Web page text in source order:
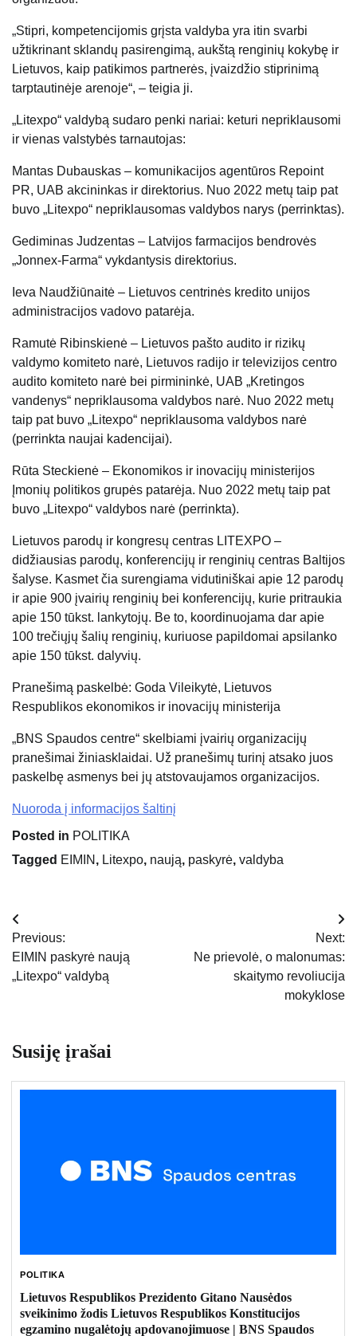
„Stipri, kompetencijomis grįsta valdyba yra itin svarbi
užtikrinant sklandų pasirengimą, aukštą renginių kokybę ir
Lietuvos, kaip patikimos partnerės, įvaizdžio stiprinimą
tarptautinėje arenoje“, – teigia ji.
„Litexpo“ valdybą sudaro penki nariai: keturi nepriklausomi
ir vienas valstybės tarnautojas:
Mantas Dubauskas – komunikacijos agentūros Repoint
PR, UAB akcininkas ir direktorius. Nuo 2022 metų taip pat
buvo „Litexpo“ nepriklausomas valdybos narys (perrinktas).
Gediminas Judzentas – Latvijos farmacijos bendrovės
„Jonnex-Farma“ vykdantysis direktorius.
Ieva Naudžiūnaitė – Lietuvos centrinės kredito unijos
administracijos vadovo patarėja.
Ramutė Ribinskienė – Lietuvos pašto audito ir rizikų
valdymo komiteto narė, Lietuvos radijo ir televizijos centro
audito komiteto narė bei pirmininkė, UAB „Kretingos
vandenys“ nepriklausoma valdybos narė. Nuo 2022 metų
taip pat buvo „Litexpo“ nepriklausoma valdybos narė
(perrinkta naujai kadencijai).
Rūta Steckienė – Ekonomikos ir inovacijų ministerijos
Įmonių politikos grupės patarėja. Nuo 2022 metų taip pat
buvo „Litexpo“ valdybos narė (perrinkta).
Lietuvos parodų ir kongresų centras LITEXPO –
didžiausias parodų, konferencijų ir renginių centras Baltijos
šalyse. Kasmet čia surengiama vidutiniškai apie 12 parodų
ir apie 900 įvairių renginių bei konferencijų, kurie pritraukia
apie 150 tūkst. lankytojų. Be to, koordinuojama dar apie
100 trečiųjų šalių renginių, kuriuose papildomai apsilanko
apie 150 tūkst. dalyvių.
Pranešimą paskelbė: Goda Vileikytė, Lietuvos
Respublikos ekonomikos ir inovacijų ministerija
„BNS Spaudos centre“ skelbiami įvairių organizacijų
pranešimai žiniasklaidai. Už pranešimų turinį atsako juos
paskelbę asmenys bei jų atstovaujamos organizacijos.
Nuoroda į informacijos šaltinį
Posted in POLITIKA
Tagged EIMIN , Litexpo, naują, paskyrė, valdyba
Navigacija
tarp
įrašų
Previous:
EIMIN paskyrė naują
„Litexpo“ valdybą
Next:
Ne prievolė, o malonumas:
skaitymo revoliucija
mokyklose
Susiję įrašai
POLITIKA
Lietuvos Respublikos Prezidento Gitano Nausėdos
sveikinimo žodis Lietuvos Respublikos Konstitucijos
egzamino nugalėtojų apdovanojimuose | BNS Spaudos